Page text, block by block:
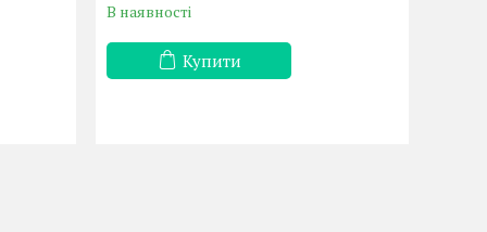
В наявності
Купити